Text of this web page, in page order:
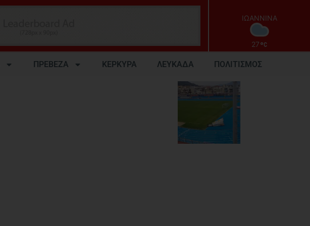
ΙΩΑΝΝΙΝΑ
27
ΠΡΕΒΕΖΑ ΚΕΡΚΥΡΑ ΛΕΥΚΑΔΑ ΠΟΛΙΤΙΣΜΟΣ